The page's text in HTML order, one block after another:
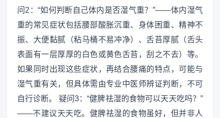
问2：“如何判断自己体内是否湿气重？”——体内湿气
重的常见症状包括腰部酸胀沉重、身体困重、精神不
振、大便黏腻（粘马桶不易冲净）、舌苔厚腻（舌头
表面有一层厚厚的白色或黄色舌苔，刮之不去）等。
如果同时出现这些症状，再结合腰痛的特点，可能与
湿气重有关，但具体需由专业中医师辨证判断，不可
自行诊断。 疑问3：“健脾祛湿的食物可以天天吃吗？”
——不建议天天吃。健脾祛湿的食物虽好，但并非人